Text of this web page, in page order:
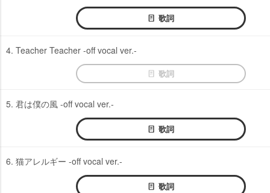
歌詞
4. Teacher Teacher -off vocal ver.-
歌詞
5. 君は僕の風 -off vocal ver.-
歌詞
6. 猫アレルギー -off vocal ver.-
歌詞